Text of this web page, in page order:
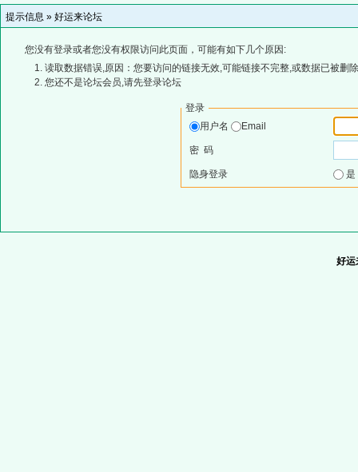
提示信息 » 好运来论坛
您没有登录或者您没有权限访问此页面，可能有如下几个原因:
读取数据错误,原因：您要访问的链接无效,可能链接不完整,或数据已被删
您还不是论坛会员,请先登录论坛
登录
用户名
Email
密 码
隐身登录
好